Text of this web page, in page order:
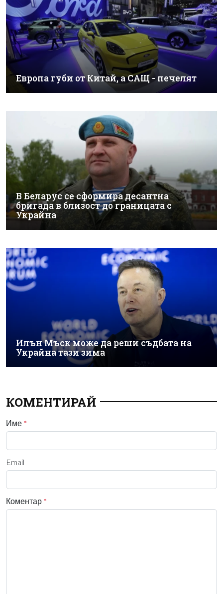
Европа губи от Китай, а САЩ - печелят
В Беларус се сформира десантна
бригада в близост до границата с
Украйна
Илън Мъск може да реши съдбата на
Украйна тази зима
КОМЕНТИРАЙ
Име *
Email
Коментар *